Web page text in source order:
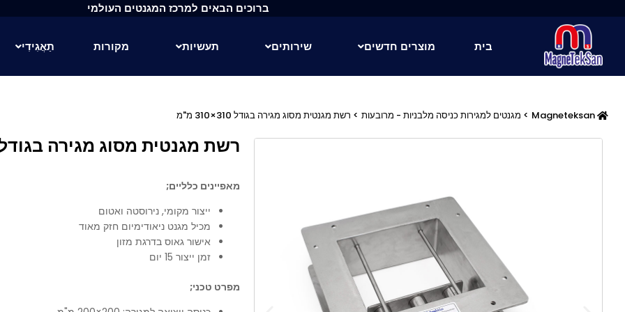
ברוכים הבאים למרכז המגנטים העולמי
בית מוצרים חדשים שירותים תעשיות מקורות תַאֲגִידִי
Magneteksan
> מגנטים למגירות כניסה מלבניות - מרובעות > רשת מגנטית מסוג מגירה בגודל 310×310 מ"מ
רשת מגנטית מסוג מגירה בגודל 310×310
מאפיינים כלליים;
ייצור מקומי, נירוסטה ואטום
מכיל מגנט ניאודימיום חזק מאוד
אישור גאוס בדרגת מזון
זמן ייצור 15 יום
מפרט טכני;